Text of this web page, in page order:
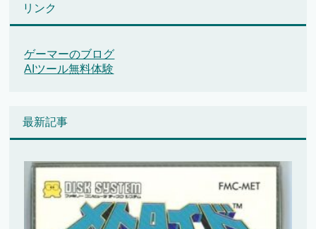
リンク
ゲーマーのブログ
AIツール無料体験
最新記事